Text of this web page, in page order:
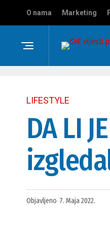
O nama Marketing
LIFESTYLE
DA LI
Objavljeno 7. Maja 2022.